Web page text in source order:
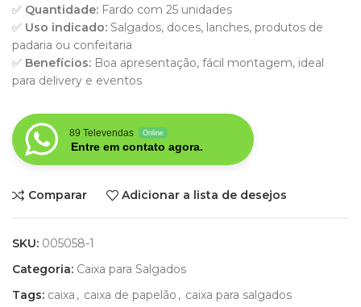
✅ Quantidade: Fardo com 25 unidades
✅ Uso indicado: Salgados, doces, lanches, produtos de
padaria ou confeitaria
✅ Benefícios: Boa apresentação, fácil montagem, ideal
para delivery e eventos
89 Televendas Online
Entre em contato agora.
Comparar Adicionar a lista de desejos
SKU: 005058-1
Categoria: Caixa para Salgados
Tags: caixa , caixa de papelão , caixa para salgados